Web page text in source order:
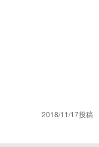
2018/11/17投稿